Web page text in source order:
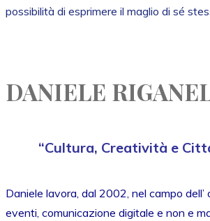
possibilità di esprimere il maglio di sé
DANIELE
“Cultura, Creatività e
Daniele lavora, dal 2002, nel campo
eventi, comunicazione digitale e non e